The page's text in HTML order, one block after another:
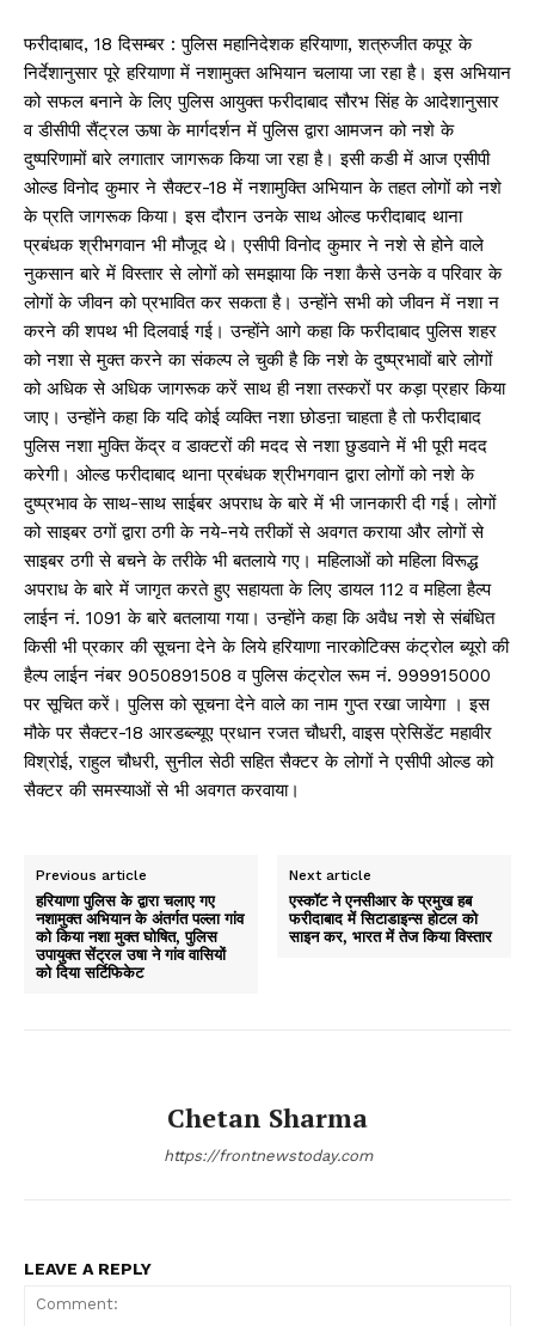
फरीदाबाद, 18 दिसम्बर : पुलिस महानिदेशक हरियाणा, शत्रुजीत कपूर के
निर्देशानुसार पूरे हरियाणा में नशामुक्त अभियान चलाया जा रहा है। इस अभियान
को सफल बनाने के लिए पुलिस आयुक्त फरीदाबाद सौरभ सिंह के आदेशानुसार
व डीसीपी सैंट्रल ऊषा के मार्गदर्शन में पुलिस द्वारा आमजन को नशे के
दुष्परिणामों बारे लगातार जागरूक किया जा रहा है। इसी कडी में आज एसीपी
ओल्ड विनोद कुमार ने सैक्टर-18 में नशामुक्ति अभियान के तहत लोगों को नशे
के प्रति जागरूक किया। इस दौरान उनके साथ ओल्ड फरीदाबाद थाना
प्रबंधक श्रीभगवान भी मौजूद थे। एसीपी विनोद कुमार ने नशे से होने वाले
नुकसान बारे में विस्तार से लोगों को समझाया कि नशा कैसे उनके व परिवार के
लोगों के जीवन को प्रभावित कर सकता है। उन्होंने सभी को जीवन में नशा न
करने की शपथ भी दिलवाई गई। उन्होंने आगे कहा कि फरीदाबाद पुलिस शहर
को नशा से मुक्त करने का संकल्प ले चुकी है कि नशे के दुष्प्रभावों बारे लोगों
को अधिक से अधिक जागरूक करें साथ ही नशा तस्करों पर कड़ा प्रहार किया
जाए। उन्होंने कहा कि यदि कोई व्यक्ति नशा छोडऩा चाहता है तो फरीदाबाद
पुलिस नशा मुक्ति केंद्र व डाक्टरों की मदद से नशा छुडवाने में भी पूरी मदद
करेगी। ओल्ड फरीदाबाद थाना प्रबंधक श्रीभगवान द्वारा लोगों को नशे के
दुष्प्रभाव के साथ-साथ साईबर अपराध के बारे में भी जानकारी दी गई। लोगों
को साइबर ठगों द्वारा ठगी के नये-नये तरीकों से अवगत कराया और लोगों से
साइबर ठगी से बचने के तरीके भी बतलाये गए। महिलाओं को महिला विरूद्ध
अपराध के बारे में जागृत करते हुए सहायता के लिए डायल 112 व महिला हैल्प
लाईन नं. 1091 के बारे बतलाया गया। उन्होंने कहा कि अवैध नशे से संबंधित
किसी भी प्रकार की सूचना देने के लिये हरियाणा नारकोटिक्स कंट्रोल ब्यूरो की
हैल्प लाईन नंबर 9050891508 व पुलिस कंट्रोल रूम नं. 999915000
पर सूचित करें। पुलिस को सूचना देने वाले का नाम गुप्त रखा जायेगा । इस
मौके पर सैक्टर-18 आरडब्ल्यूए प्रधान रजत चौधरी, वाइस प्रेसिडेंट महावीर
विश्रोई, राहुल चौधरी, सुनील सेठी सहित सैक्टर के लोगों ने एसीपी ओल्ड को
सैक्टर की समस्याओं से भी अवगत करवाया।
Previous article
हरियाणा पुलिस के द्वारा चलाए गए
नशामुक्त अभियान के अंतर्गत पल्ला गांव
को किया नशा मुक्त घोषित, पुलिस
उपायुक्त सेंट्रल उषा ने गांव वासियों
को दिया सर्टिफिकेट
Next article
एस्कॉट ने एनसीआर के प्रमुख हब
फरीदाबाद में सिटाडाइन्स होटल को
साइन कर, भारत में तेज किया विस्तार
Chetan Sharma
https://frontnewstoday.com
LEAVE A REPLY